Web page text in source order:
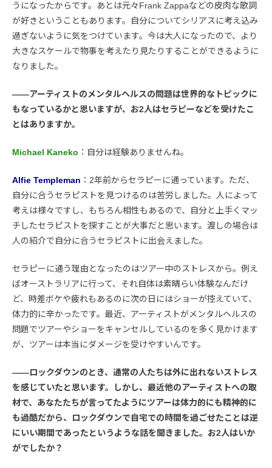
うになったからです。あとは元々Frank Zappaなどの皮肉な歌詞
が好きということもあります。自分についてシリアスに考え込み
過ぎないように気をつけています。今は大人になったので、より
大きなスケールで物事を考えたり見たりすることができるように
なりました。
――アーティストのメンタルヘルスの問題は世界的なトピックに
もなっているかと思いますが、お2人はセラピーなどを受けたこ
とはありますか。
Michael Kaneko ：自分は経験ありませんね。
Alfie Templeman ：2年前からセラピーに通っています。ただ、
自分に合うセラピストを見つけるのは苦労しました。人によって
考えは様々ですし、もちろん相性もあるので、自分と上手くマッ
チしたセラピストを探すことが大事だと思います。渡しの場合は
人の紹介で自分に合うセラピストに出会えました。
セラピーに通う理由となったのはツアー中のストレスから。例え
ばオーストラリアに行って、それ自体は素晴らい体験なんだけ
ど、時差ボケや疲れもあるのに次の日にはショーが控えていて、
体力的に辛かったです。最近、アーティストがメンタルヘルスの
問題でツアーやショーをキャンセルしているのを多く見かけます
が、ツアーは本当にダメージを受けやすいんです。
――ロックダウンのとき、通常の人たちは外に出れないストレス
を感じていたと思います。しかし、最近他のアーティストへの取
材で、あなたたちが言ってたようにツアーは体力的にも精神的に
も過酷だから、ロックダウンで自宅での時間を過ごせたことは逆
にいい期間であったというような話を聞きました。お2人はいか
がでしたか？